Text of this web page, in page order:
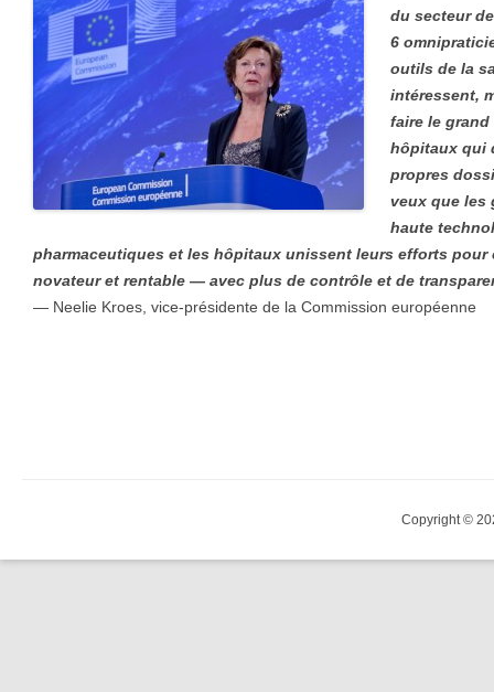
du secteur
6
outils de la
intéressent,
faire le grand
hôpitaux qui
propres
veux que les
haute
pharmaceutiques et les hôpitaux unissent leurs efforts pour
novateur et rentable — avec plus de contrôle et de
— Neelie Kroes, vice-présidente de la Commission européenne
Copyright ©